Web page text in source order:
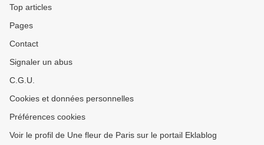
Top articles
Pages
Contact
Signaler un abus
C.G.U.
Cookies et données personnelles
Préférences cookies
Voir le profil de Une fleur de Paris sur le portail Eklablog